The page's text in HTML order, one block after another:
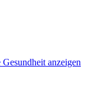
anzeigen